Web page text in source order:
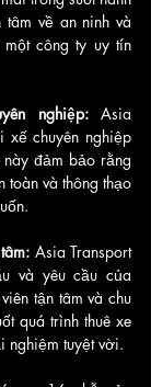
tâm về an ninh và
công ty uy tín
nghiệp: Asia
xế chuyên nghiệp
đảm bảo rằng
toàn và thông thạo
Asia Transport
và yêu cầu của
tận tâm và chu
quá trình thuê xe
nghiệm tuyệt vời.